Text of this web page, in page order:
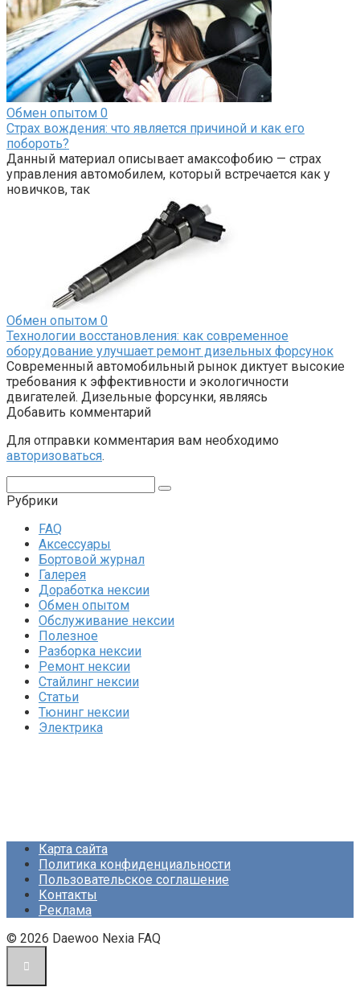
Обмен опытом 0
Страх вождения: что является причиной и как его
побороть?
Данный материал описывает амаксофобию — страх
управления автомобилем, который встречается как у
новичков, так
Обмен опытом 0
Технологии восстановления: как современное
оборудование улучшает ремонт дизельных форсунок
Современный автомобильный рынок диктует высокие
требования к эффективности и экологичности
двигателей. Дизельные форсунки, являясь
Добавить комментарий
Для отправки комментария вам необходимо
авторизоваться.
Рубрики
FAQ
Аксессуары
Бортовой журнал
Галерея
Доработка нексии
Обмен опытом
Обслуживание нексии
Полезное
Разборка нексии
Ремонт нексии
Стайлинг нексии
Статьи
Тюнинг нексии
Электрика
Карта сайта
Политика конфиденциальности
Пользовательское соглашение
Контакты
Реклама
© 2026 Daewoo Nexia FAQ